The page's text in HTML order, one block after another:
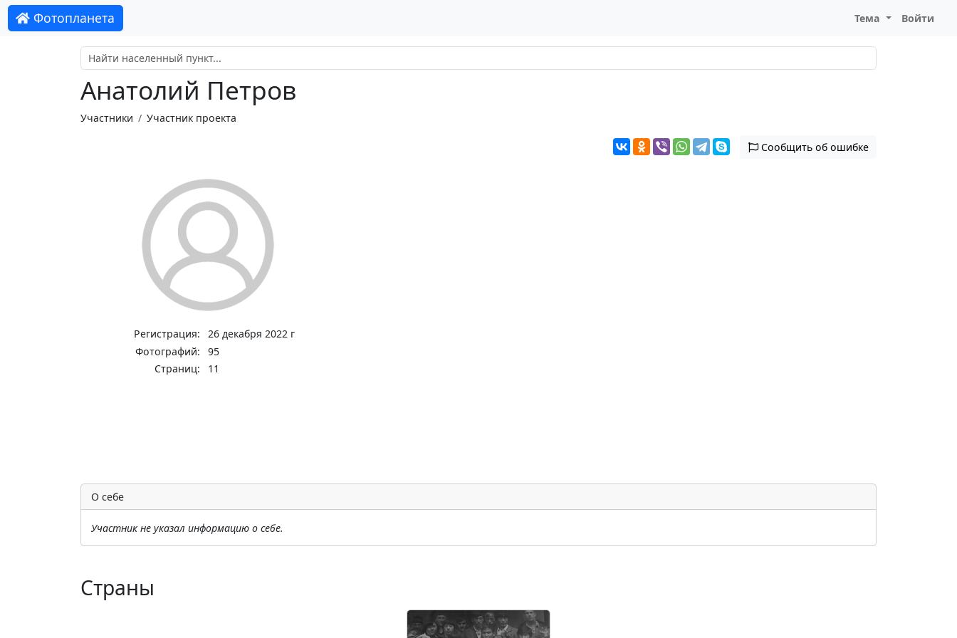
Фотопланета Тема Войти
Анатолий Петров
Участники Участник проекта
Сообщить об ошибке
Регистрация:
26 декабря 2022 г
Фотографий:
95
Страниц:
11
О себе
Участник не указал информацию о себе.
Страны